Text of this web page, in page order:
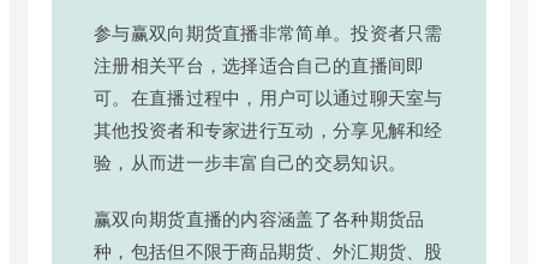
参与赢双向期货直播非常简单。投资者只需
注册相关平台，选择适合自己的直播间即
可。在直播过程中，用户可以通过聊天室与
其他投资者和专家进行互动，分享见解和经
验，从而进一步丰富自己的交易知识。
赢双向期货直播的内容涵盖了各种期货品
种，包括但不限于商品期货、外汇期货、股